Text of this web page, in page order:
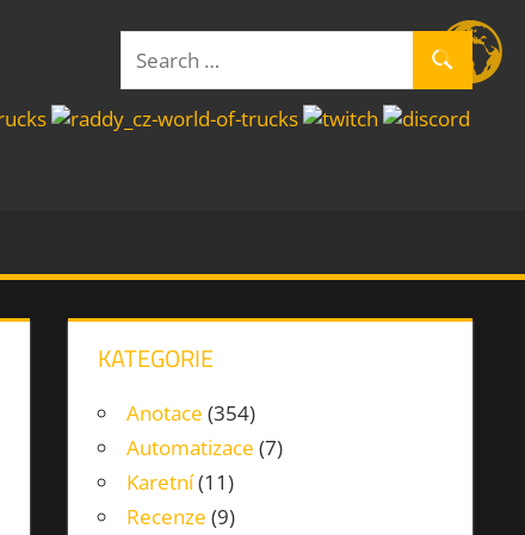
Search
KATEGORIE
Anotace (354)
Automatizace (7)
Karetní(11)
Recenze (9)